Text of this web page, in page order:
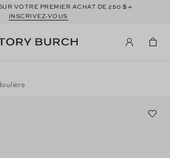
VOTRE PREMIER ACHAT DE 250$+
INSCRIVEZ-VOUS